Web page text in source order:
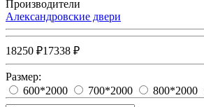
Производители
Александровские двери
18250 ₽17338 ₽
Размер:
600*2000
700*2000 800*2000